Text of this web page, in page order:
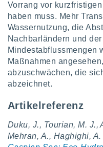
Vorrang vor
haben muss. Mehr
Wassernutzung, die
Nachbarländern und
Mindestabflussmengen
Maßnahmen
abzuschwächen, die
abzeichnet.
Artikelreferenz
Duku, J., Tourian, M. J.,
Mehran, A., Haghighi,